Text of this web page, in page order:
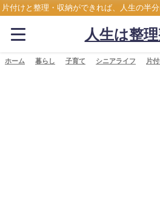
片付けと整理・収納ができれば、人生の半
人生は整
ホーム 暮らし 子育て シニアライフ 片